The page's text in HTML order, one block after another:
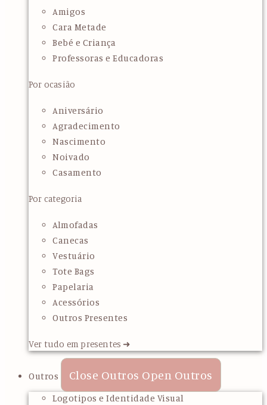
Amigos
Cara Metade
Bebé e Criança
Professoras e Educadoras
Por ocasião
Aniversário
Agradecimento
Nascimento
Noivado
Casamento
Por categoria
Almofadas
Canecas
Vestuário
Tote Bags
Papelaria
Acessórios
Outros Presentes
Ver tudo em presentes ➜
Outros Close Outros Open Outros
Logotipos e Identidade Visual